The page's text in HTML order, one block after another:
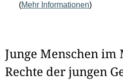
(Mehr Informationen)
Junge Menschen
Rechte der jungen